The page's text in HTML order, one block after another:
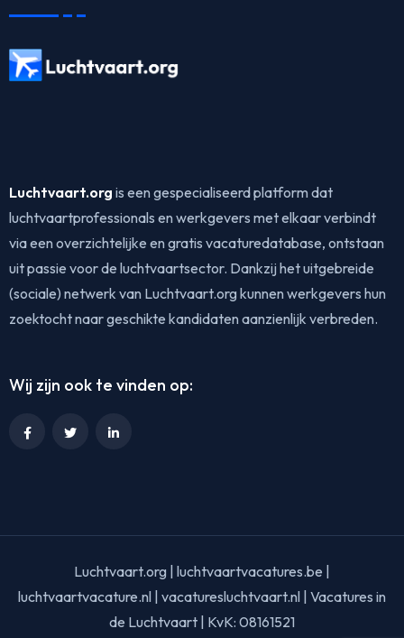
Luchtvaart.org is een gespecialiseerd platform dat
luchtvaartprofessionals en werkgevers met elkaar verbindt
via een overzichtelijke en gratis vacaturedatabase, ontstaan
uit passie voor de luchtvaartsector. Dankzij het uitgebreide
(sociale) netwerk van Luchtvaart.org kunnen werkgevers hun
zoektocht naar geschikte kandidaten aanzienlijk verbreden.
Wij zijn ook te vinden op:
Luchtvaart.org | luchtvaartvacatures.be |
luchtvaartvacature.nl | vacaturesluchtvaart.nl | Vacatures in
de Luchtvaart | KvK: 08161521